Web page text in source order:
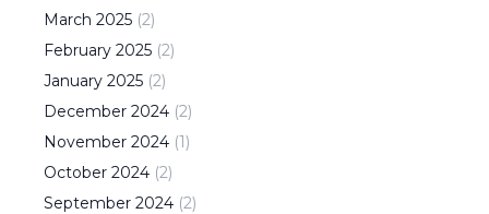
March 2025 (2)
February 2025 (2)
January 2025 (2)
December 2024 (2)
November 2024 (1)
October 2024 (2)
September 2024 (2)